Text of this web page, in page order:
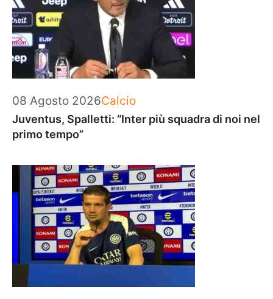
08 Agosto 2026Categorie
Calcio
Juventus, Spalletti: “Inter più squadra di noi nel
primo tempo”